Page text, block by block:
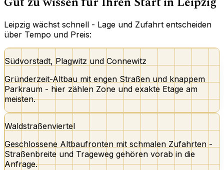
Leipzig wächst schnell - Lage und Zufahrt entscheiden
über Tempo und Preis:
Südvorstadt, Plagwitz und Connewitz
Gründerzeit-Altbau mit engen Straßen und knappem
Parkraum - hier zählen Zone und exakte Etage am
meisten.
Waldstraßenviertel
Geschlossene Altbaufronten mit schmalen Zufahrten -
Straßenbreite und Trageweg gehören vorab in die
Anfrage.